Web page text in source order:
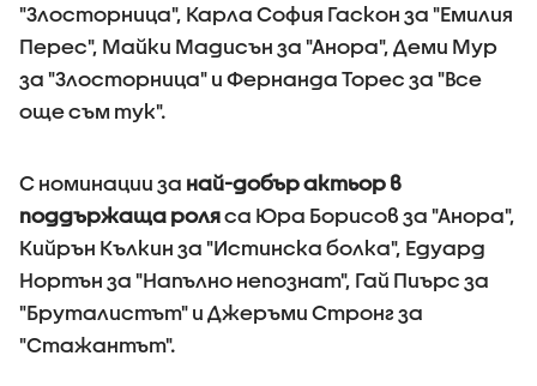
"Злосторница", Карла София Гаскон за "Емилия
Перес", Майки Мадисън за "Анора", Деми Мур
за "Злосторница" и Фернанда Торес за "Все
още съм тук".
С номинации за най-добър актьор в
поддържаща роляса Юра Борисов за "Анора",
Кийрън Кълкин за "Истинска болка", Едуард
Нортън за "Напълно непознат", Гай Пиърс за
"Бруталистът" и Джеръми Стронг за
"Стажантът".